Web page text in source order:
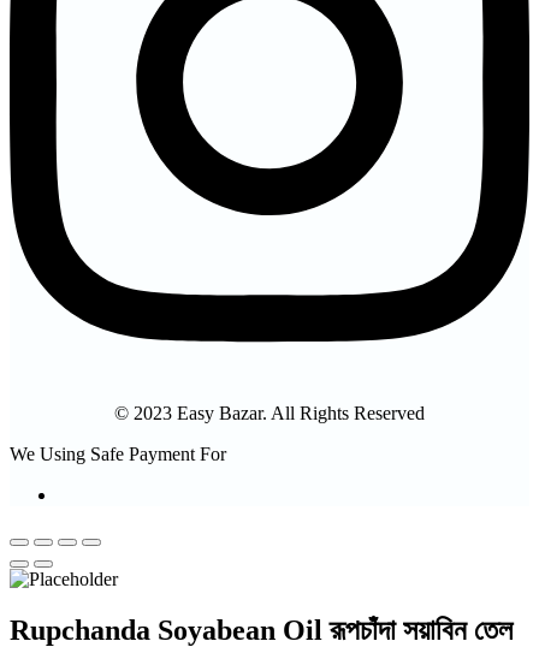
© 2023 Easy Bazar. All Rights Reserved
We Using Safe Payment For
Rupchanda Soyabean Oil রূপচাঁদা সয়াবিন তেল